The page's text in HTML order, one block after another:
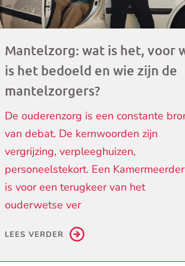
Mantelzorg: wat is het, voor
is het bedoeld en wie zijn de
mantelzorgers?
De ouderenzorg is een constante
van debat. De kernwoorden zijn
vergrijzing, verpleeghuizen,
personeelstekort. Een
is voor een terugkeer van het
ouderwetse ver
LEES VERDER